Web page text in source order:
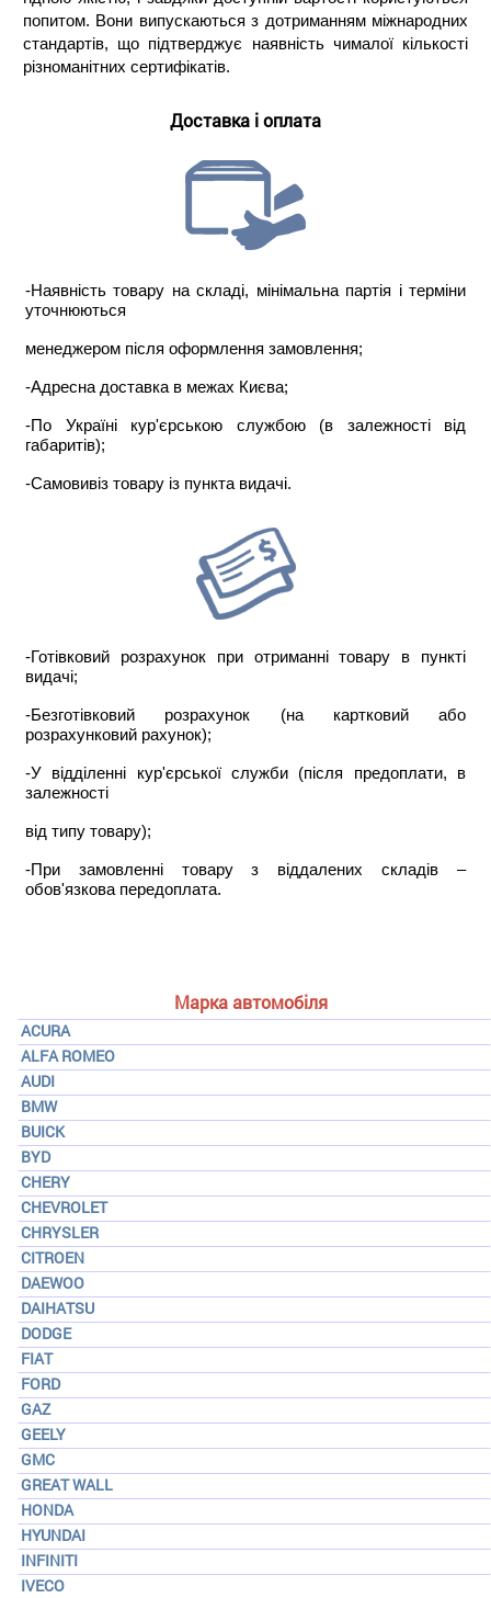
Марка автомобіля
ACURA
ALFA ROMEO
AUDI
BMW
BUICK
BYD
CHERY
CHEVROLET
CHRYSLER
CITROEN
DAEWOO
DAIHATSU
DODGE
FIAT
FORD
GAZ
GEELY
GMC
GREAT WALL
HONDA
HYUNDAI
INFINITI
IVECO
попитом. Вони випускаються з дотриманням міжнародних
стандартів, що підтверджує наявність чималої кількості
різноманітних сертифікатів.
Доставка і оплата
-Наявність товару на складі, мінімальна партія і терміни
уточнюються
менеджером після оформлення замовлення;
-Адресна доставка в межах Києва;
-По Україні кур'єрською службою (в залежності від
габаритів);
-Самовивіз товару із пункта видачі.
-Готівковий розрахунок при отриманні товару в пункті
видачі;
-Безготівковий розрахунок (на картковий або
розрахунковий рахунок);
-У відділенні кур'єрської служби (після предоплати, в
залежності
від типу товару);
-При замовленні товару з віддалених складів –
обов'язкова передоплата.